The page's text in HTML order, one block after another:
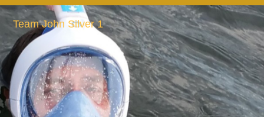
Team John Silver 1